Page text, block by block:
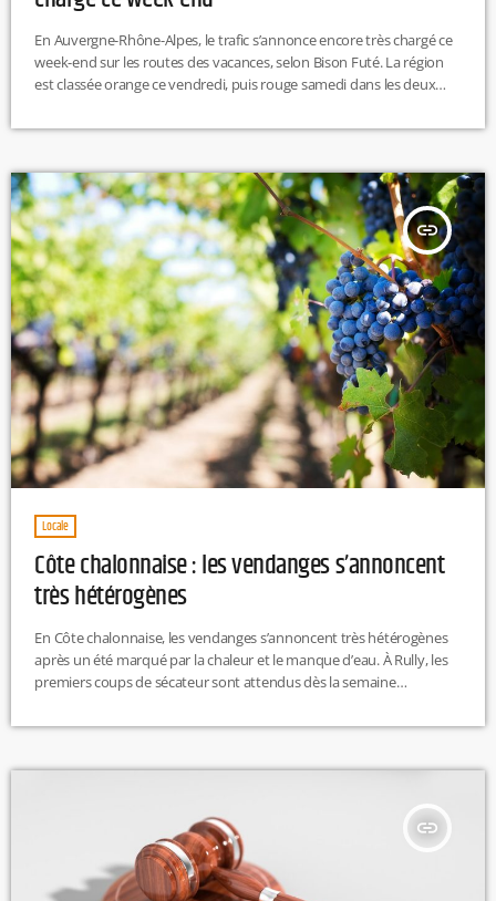
En Auvergne-Rhône-Alpes, le trafic s’annonce encore très chargé ce
week-end sur les routes des vacances, selon Bison Futé. La région
est classée orange ce vendredi, puis rouge samedi dans les deux
particulièrement à éviter selon les horaires. L.T
insert_link
Locale
Côte chalonnaise : les vendanges s’annoncent
très hétérogènes
En Côte chalonnaise, les vendanges s’annoncent très hétérogènes
après un été marqué par la chaleur et le manque d’eau. À Rully, les
premiers coups de sécateur sont attendus dès la semaine
d’une parcelle à l’autre, selon les pluies reçues, l’âge des vignes et les
insert_link